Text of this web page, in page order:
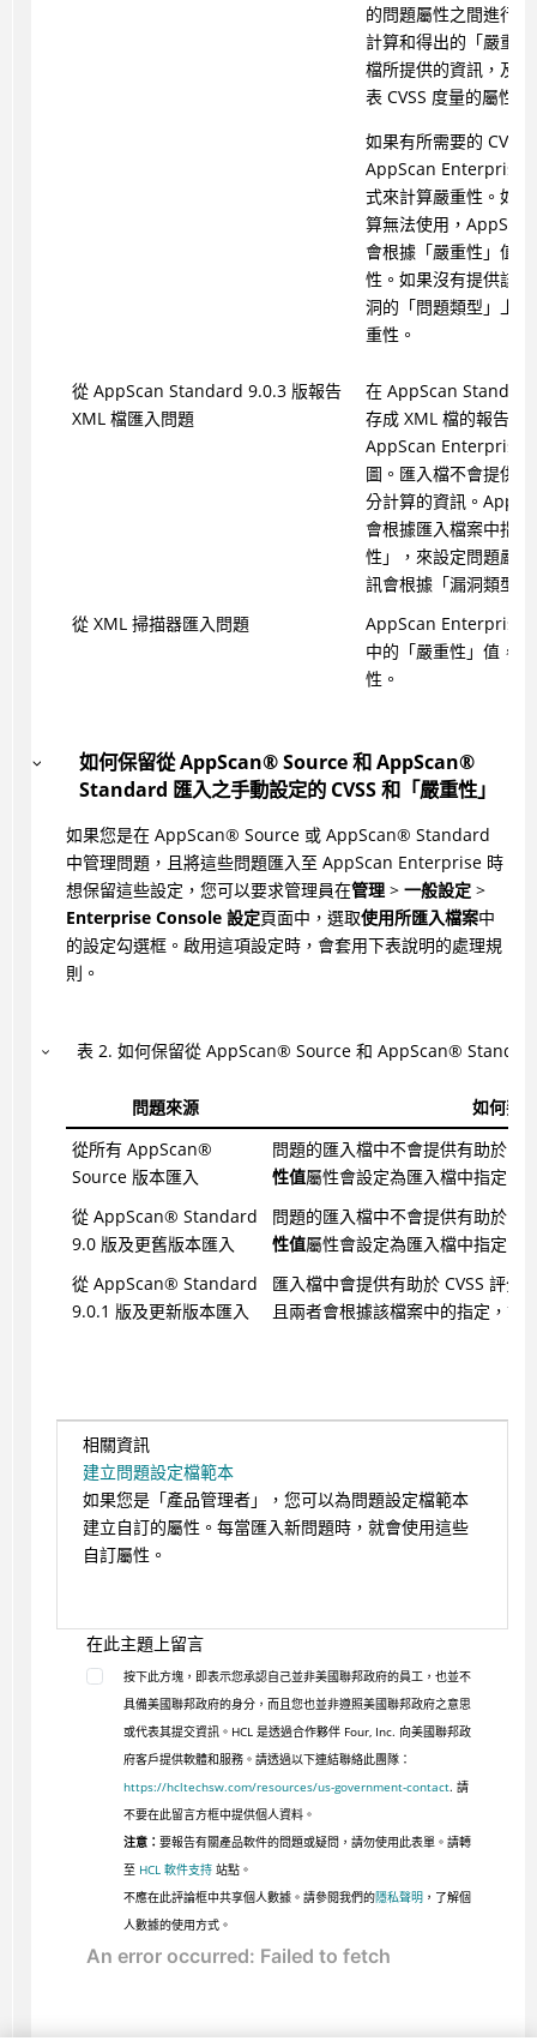
的問題屬性之間進行對
計算和得出的「嚴重性
檔所提供的資訊，及
表 CVSS 度量的屬性而
如果有所需要的 CVSS
AppScan Enterprise
式來計算嚴重性。如果
算無法使用，
會根據「嚴重性」值
性。如果沒有提供該
洞的「問題類型」上
重性。
從 AppScan Standard 9.0.3 版報告
XML 檔匯入問題
在 AppScan
存成 XML 檔的報告資
AppScan Enterprise
圖。匯入檔不會提供有
分計算的資訊。
會根據匯入檔案中指
性」，來設定問題嚴重
訊會根據「漏洞類型
從 XML 掃描器匯入問題
AppScan Enterprise
中的「嚴重性」值，
性。
如何保留從AppScan®Source 和AppScan®
Standard 匯入之手動設定的 CVSS 和「嚴重性」
如果您是在 AppScan® Source 或 AppScan® Standard
中管理問題，且將這些問題匯入至 AppScan Enterprise 時
想保留這些設定，您可以要求管理員在管理> 一般設定>
Enterprise Console 設定頁面中，選取使用所匯入檔案中
的設定勾選框。啟用這項設定時，會套用下表說明的處理規
則。
表 2.如何保留從AppScan® Source 和AppScan®
問題來源
如何判
從所有 AppScan®
Source 版本匯入
問題的匯入檔中不會提供有助於
性值屬性會設定為匯入檔中指定的
從 AppScan® Standard
9.0 版及更舊版本匯入
問題的匯入檔中不會提供有助於
性值屬性會設定為匯入檔中指定的
從 AppScan® Standard
9.0.1 版及更新版本匯入
匯入檔中會提供有助於 CVSS 評分
且兩者會根據該檔案中的指定，設
相關資訊
建立問題設定檔範本
如果您是「產品管理者」，您可以為問題設定檔範本
建立自訂的屬性。每當匯入新問題時，就會使用這些
自訂屬性。
在此主題上留言
按下此方塊，即表示您承認自己並非美國聯邦政府的員工，也並不
具備美國聯邦政府的身分，而且您也並非遵照美國聯邦政府之意思
或代表其提交資訊。HCL 是透過合作夥伴 Four, Inc. 向美國聯邦政
府客戶提供軟體和服務。請透過以下連結聯絡此團隊：
https://hcltechsw.com/resources/us-government-contact. 請
不要在此留言方框中提供個人資料。
注意： 要報告有關產品軟件的問題或疑問，請勿使用此表單。請轉
至 HCL 軟件支持站點。
不應在此評論框中共享個人數據。請參閱我們的隱私聲明 ，了解個
人數據的使用方式。